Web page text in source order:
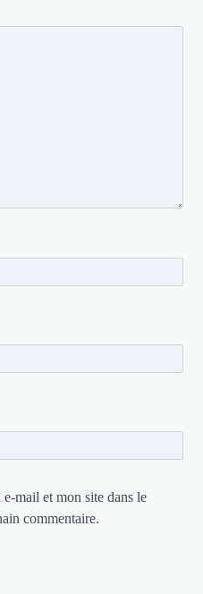
mail et mon site dans le
commentaire.